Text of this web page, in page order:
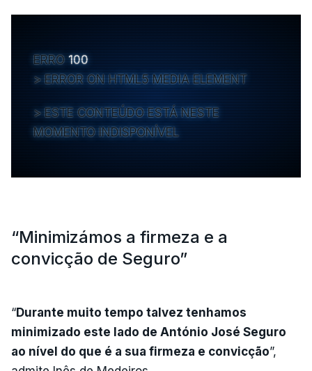
ERRO 100
ERROR ON HTML5 MEDIA ELEMENT
ESTE CONTEÚDO ESTÁ NESTE
MOMENTO INDISPONÍVEL
“Minimizámos a firmeza e a
convicção de Seguro”
“Durante muito tempo talvez tenhamos
minimizado este lado de António José Seguro
ao nível do que é a sua firmeza e convicção”,